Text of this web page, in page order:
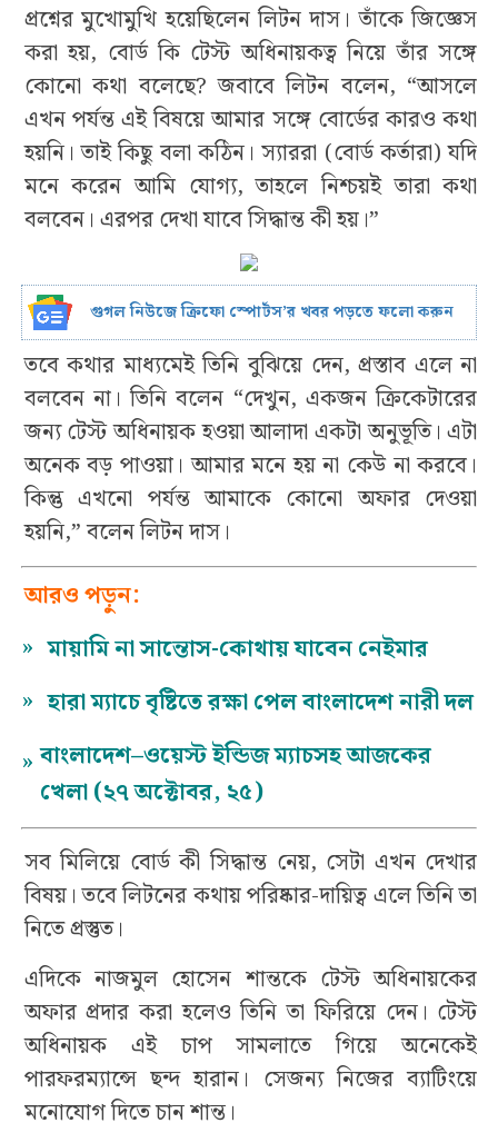
প্রশ্নের মুখোমুখি হয়েছিলেন লিটন দাস। তাঁকে জিজ্ঞেস
করা হয়, বোর্ড কি টেস্ট অধিনায়কত্ব নিয়ে তাঁর সঙ্গে
কোনো কথা বলেছে? জবাবে লিটন বলেন, “আসলে
এখন পর্যন্ত এই বিষয়ে আমার সঙ্গে বোর্ডের কারও কথা
হয়নি। তাই কিছু বলা কঠিন। স্যাররা (বোর্ড কর্তারা) যদি
মনে করেন আমি যোগ্য, তাহলে নিশ্চয়ই তারা কথা
বলবেন। এরপর দেখা যাবে সিদ্ধান্ত কী হয়।”
গুগল নিউজে ক্রিফো স্পোর্টস’র খবর পড়তে ফলো করুন
তবে কথার মাধ্যমেই তিনি বুঝিয়ে দেন, প্রস্তাব এলে না
বলবেন না। তিনি বলেন “দেখুন, একজন ক্রিকেটারের
জন্য টেস্ট অধিনায়ক হওয়া আলাদা একটা অনুভূতি। এটা
অনেক বড় পাওয়া। আমার মনে হয় না কেউ না করবে।
কিন্তু এখনো পর্যন্ত আমাকে কোনো অফার দেওয়া
হয়নি,” বলেন লিটন দাস।
আরও পড়ুন:
» মায়ামি না সান্তোস-কোথায় যাবেন নেইমার
» হারা ম্যাচে বৃষ্টিতে রক্ষা পেল বাংলাদেশ নারী দল
» বাংলাদেশ–ওয়েস্ট ইন্ডিজ ম্যাচসহ আজকের
খেলা (২৭ অক্টোবর, ২৫)
সব মিলিয়ে বোর্ড কী সিদ্ধান্ত নেয়, সেটা এখন দেখার
বিষয়। তবে লিটনের কথায় পরিষ্কার-দায়িত্ব এলে তিনি তা
নিতে প্রস্তুত।
এদিকে নাজমুল হোসেন শান্তকে টেস্ট অধিনায়কের
অফার প্রদার করা হলেও তিনি তা ফিরিয়ে দেন। টেস্ট
অধিনায়ক এই চাপ সামলাতে গিয়ে অনেকেই
পারফরম্যান্সে ছন্দ হারান। সেজন্য নিজের ব্যাটিংয়ে
মনোযোগ দিতে চান শান্ত।